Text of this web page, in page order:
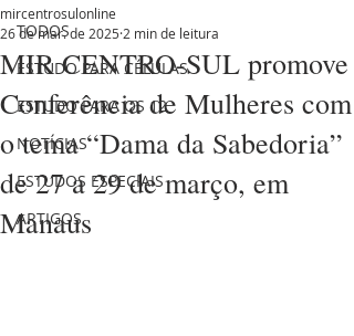
TODOS
ESTUDO PARA CÉLULAS
ESTUDO PARA OS 12
NOTÍCIAS
ESTUDOS ESPECIAIS
ARTIGOS
MIR CENTRO-SUL promove
Conferência de Mulheres com
o tema “Dama da Sabedoria”
de 27 a 29 de março, em
Manaus
mircentrosulonline
26 de mar. de 2025 2 min de leitura